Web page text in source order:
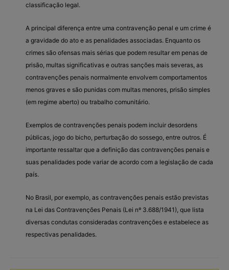
classificação legal.
A principal diferença entre uma contravenção penal e um crime é
a gravidade do ato e as penalidades associadas. Enquanto os
crimes são ofensas mais sérias que podem resultar em penas de
prisão, multas significativas e outras sanções mais severas, as
contravenções penais normalmente envolvem comportamentos
menos graves e são punidas com multas menores, prisão simples
(em regime aberto) ou trabalho comunitário.
Exemplos de contravenções penais podem incluir desordens
públicas, jogo do bicho, perturbação do sossego, entre outros. É
importante ressaltar que a definição das contravenções penais e
suas penalidades pode variar de acordo com a legislação de cada
país.
No Brasil, por exemplo, as contravenções penais estão previstas
na Lei das Contravenções Penais (Lei nº 3.688/1941), que lista
diversas condutas consideradas contravenções e estabelece as
respectivas penalidades.